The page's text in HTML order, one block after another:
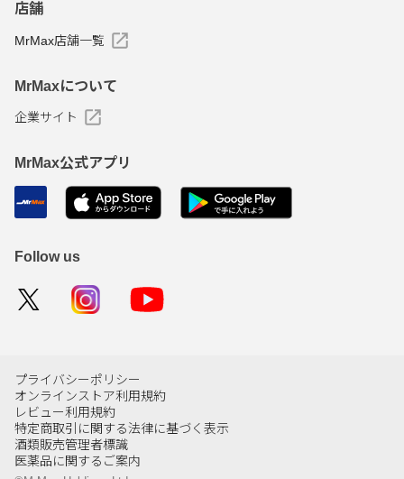
店舗
MrMax店舗一覧
MrMaxについて
企業サイト
MrMax公式アプリ
Follow us
プライバシーポリシー
オンラインストア利用規約
レビュー利用規約
特定商取引に関する法律に基づく表示
酒類販売管理者標識
医薬品に関するご案内